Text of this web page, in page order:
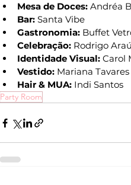
Mesa de Doces: Andréa
Bar: Santa Vibe
Gastronomia: Buffet
Celebração: Rodrigo
Identidade Visual: Carol
Vestido: Mariana Tavares
Hair & MUA: Indi Santos
Party Room